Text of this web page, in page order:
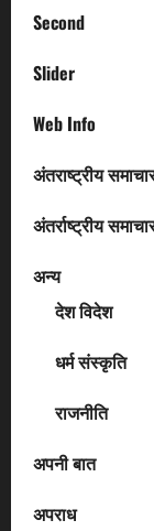
Second
Slider
Web Info
अंतराष्ट्रीय
अंतर्राष्ट्रीय
अन्य
देश विदेश
धर्म संस्कृति
राजनीति
अपनी बात
अपराध